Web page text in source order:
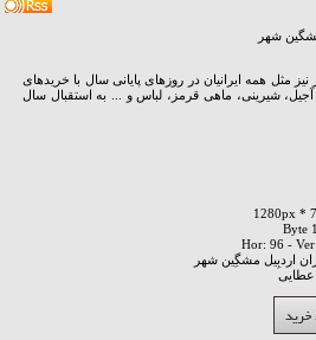
شهر
مثل همه ایرانیان در روزهای پایانی سال با خریدهای
شیرینی، ماهی قرمز، لباس و ... به استقبال سال
اردبِيل مشگِين شهر